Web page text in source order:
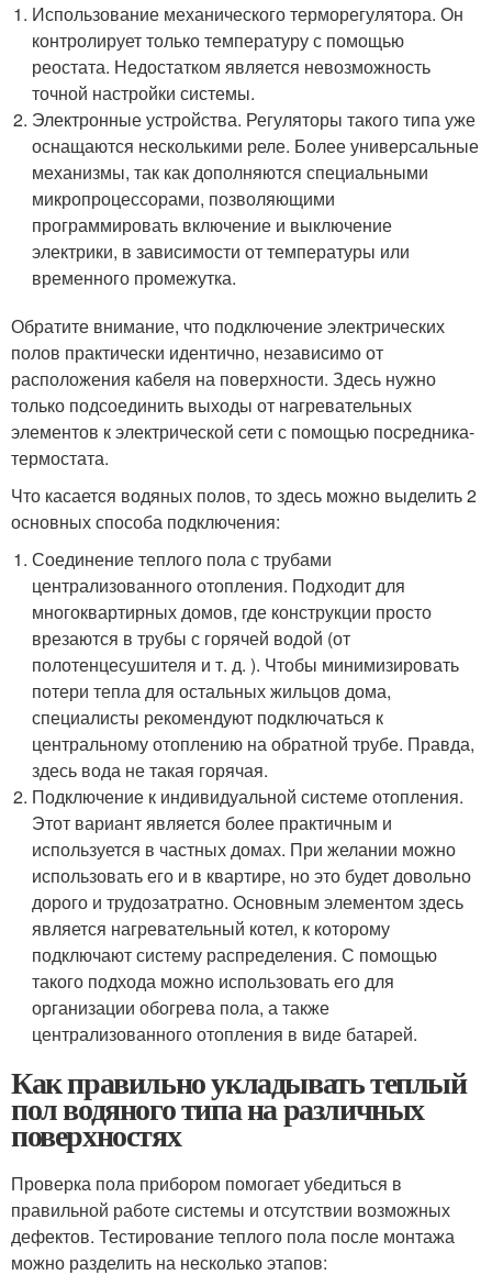
Использование механического терморегулятора. Он
контролирует только температуру с помощью
реостата. Недостатком является невозможность
точной настройки системы.
Электронные устройства. Регуляторы такого типа уже
оснащаются несколькими реле. Более универсальные
механизмы, так как дополняются специальными
микропроцессорами, позволяющими
программировать включение и выключение
электрики, в зависимости от температуры или
временного промежутка.
Обратите внимание, что подключение электрических
полов практически идентично, независимо от
расположения кабеля на поверхности. Здесь нужно
только подсоединить выходы от нагревательных
элементов к электрической сети с помощью посредника-
термостата.
Что касается водяных полов, то здесь можно выделить 2
основных способа подключения:
Соединение теплого пола с трубами
централизованного отопления. Подходит для
многоквартирных домов, где конструкции просто
врезаются в трубы с горячей водой (от
полотенцесушителя и т. д. ). Чтобы минимизировать
потери тепла для остальных жильцов дома,
специалисты рекомендуют подключаться к
центральному отоплению на обратной трубе. Правда,
здесь вода не такая горячая.
Подключение к индивидуальной системе отопления.
Этот вариант является более практичным и
используется в частных домах. При желании можно
использовать его и в квартире, но это будет довольно
дорого и трудозатратно. Основным элементом здесь
является нагревательный котел, к которому
подключают систему распределения. С помощью
такого подхода можно использовать его для
организации обогрева пола, а также
централизованного отопления в виде батарей.
Как правильно укладывать теплый
пол водяного типа на различных
поверхностях
Проверка пола прибором помогает убедиться в
правильной работе системы и отсутствии возможных
дефектов. Тестирование теплого пола после монтажа
можно разделить на несколько этапов: